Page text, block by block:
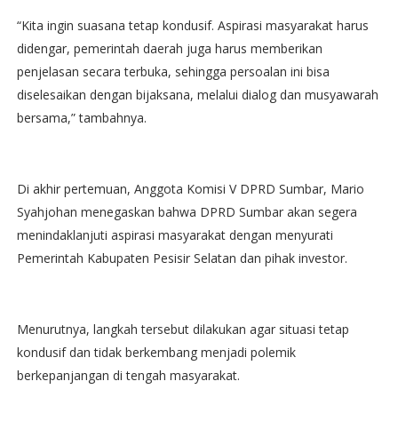
“Kita ingin suasana tetap kondusif. Aspirasi masyarakat harus
didengar, pemerintah daerah juga harus memberikan
penjelasan secara terbuka, sehingga persoalan ini bisa
diselesaikan dengan bijaksana, melalui dialog dan musyawarah
bersama,” tambahnya.
Di akhir pertemuan, Anggota Komisi V DPRD Sumbar, Mario
Syahjohan menegaskan bahwa DPRD Sumbar akan segera
menindaklanjuti aspirasi masyarakat dengan menyurati
Pemerintah Kabupaten Pesisir Selatan dan pihak investor.
Menurutnya, langkah tersebut dilakukan agar situasi tetap
kondusif dan tidak berkembang menjadi polemik
berkepanjangan di tengah masyarakat.